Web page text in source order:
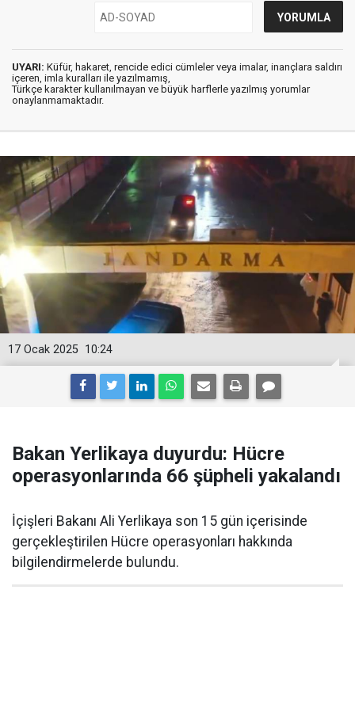
UYARI: Küfür, hakaret, rencide edici cümleler veya imalar, inançlara saldırı
içeren, imla kuralları ile yazılmamış,
Türkçe karakter kullanılmayan ve büyük harflerle yazılmış yorumlar
onaylanmamaktadır.
10:24
17 Ocak 2025
Bakan Yerlikaya duyurdu: Hücre
operasyonlarında 66 şüpheli yakalandı
İçişleri Bakanı Ali Yerlikaya son 15 gün içerisinde
gerçekleştirilen Hücre operasyonları hakkında
bilgilendirmelerde bulundu.